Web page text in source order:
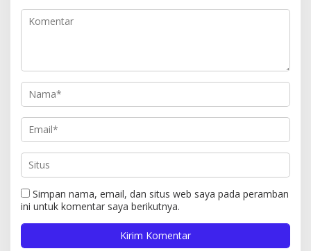
Simpan nama, email, dan situs web saya pada peramban
ini untuk komentar saya berikutnya.